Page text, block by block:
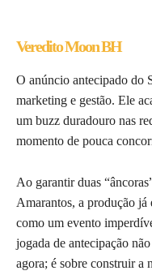
Veredito Moon BH
O anúncio antecipado do
marketing e gestão. Ele
um buzz duradouro nas
momento de pouca
Ao garantir duas
Amarantos, a produção já
como um evento
jogada de antecipação
agora; é sobre construir a